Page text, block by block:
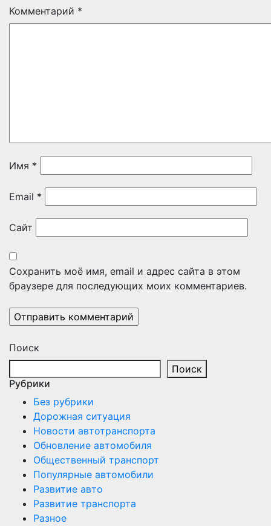
Комментарий *
Имя *
Email *
Сайт
Сохранить моё имя, email и адрес сайта в этом
браузере для последующих моих комментариев.
Поиск
Поиск
Рубрики
Без рубрики
Дорожная ситуация
Новости автотранспорта
Обновление автомобиля
Общественный транспорт
Популярные автомобили
Развитие авто
Развитие транспорта
Разное